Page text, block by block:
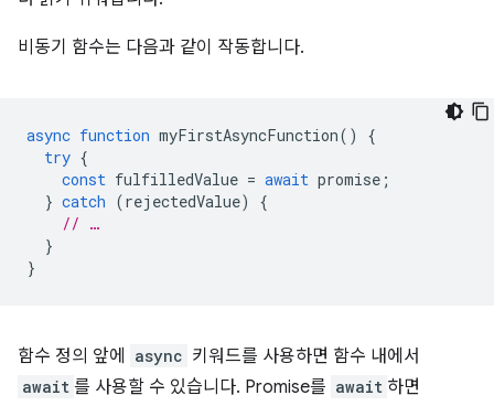
비동기 함수는 다음과 같이 작동합니다.
async function myFirstAsyncFunction()
{
try {
const fulfilledValue = await promise ;
} catch (rejectedValue)
{
// …
}
}
함수 정의 앞에 async 키워드를 사용하면 함수 내에서
await 를 사용할 수 있습니다. Promise를 await 하면